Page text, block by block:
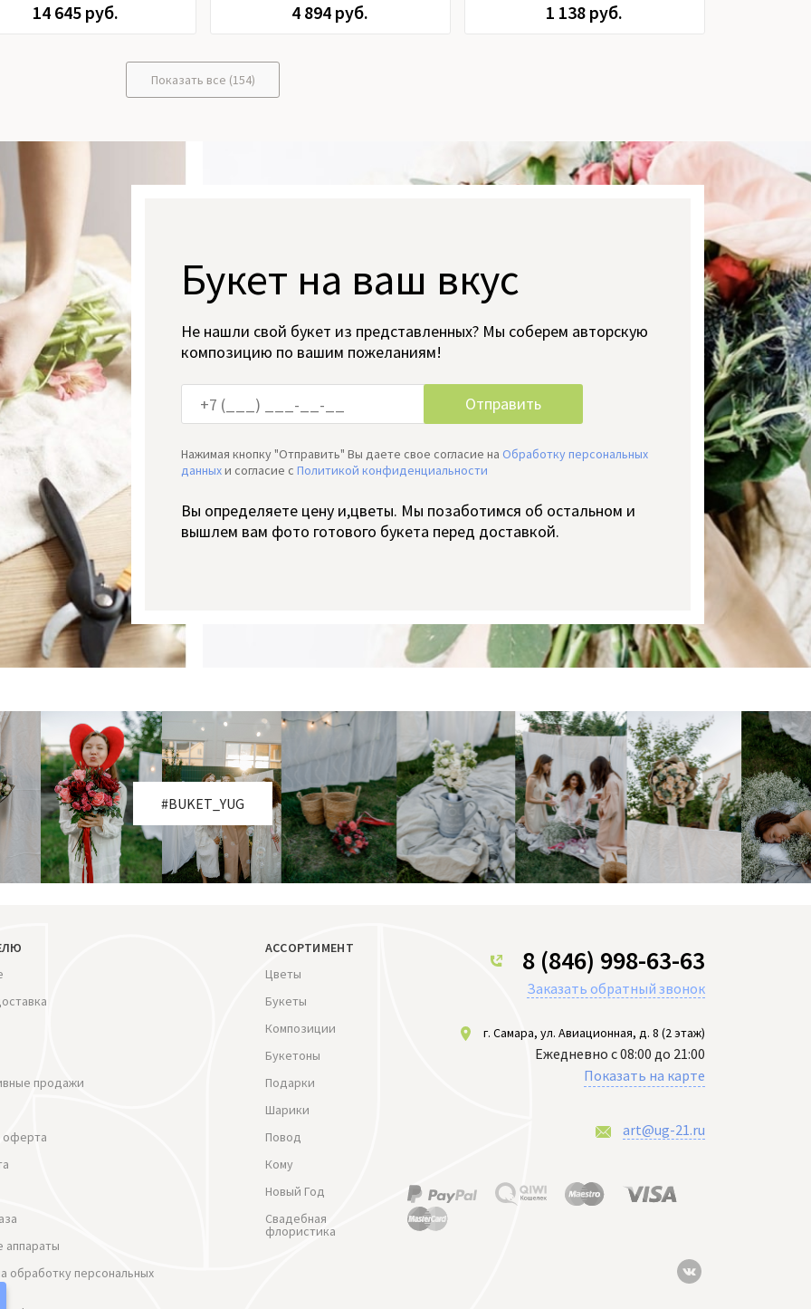
14 645 руб. 4 894 руб. 1 138 руб.
Показать все (154)
Букет на ваш вкус
Не нашли свой букет из представленных? Мы соберем авторскую
композицию по вашим пожеланиям!
Нажимая кнопку "Отправить" Вы даете свое согласие на Обработку персональных
данныхи согласие cПолитикой конфиденциальности
Вы определяете цену и,цветы. Мы позаботимся об остальном и
вышлем вам фото готового букета перед доставкой.
#BUKET_YUG
продажи
оферта
аппараты
обработку персональных
АССОРТИМЕНТ
Цветы
Букеты
Композиции
Букетоны
Подарки
Шарики
Повод
Кому
Новый Год
Свадебная
флористика
8 (846) 998-63-63
Заказать обратный звонок
г. Самара, ул. Авиационная, д. 8 (2 этаж)
Ежедневно с 08:00 до 21:00
Показать на карте
art@ug-21.ru